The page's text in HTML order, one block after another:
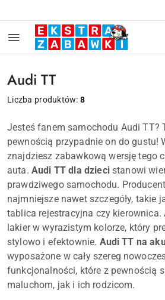
Audi TT
Liczba produktów:8
Jesteś fanem samochodu Audi TT?
pewnością przypadnie on do gustu!
znajdziesz zabawkową wersję tego
auta. Audi TT dla dziecistanowi
prawdziwego samochodu.
najmniejsze nawet szczegóły, takie
tablica rejestracyjna czy kierownica.
lakier w wyrazistym kolorze, który
stylowo i efektownie. Audi TT na
wyposażone w cały szereg
funkcjonalności, które z pewnością
maluchom, jak i ich rodzicom.